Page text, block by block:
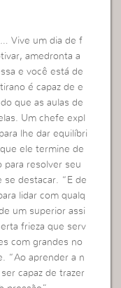
Vive um dia de f
amedronta a
e você está de
é capaz de e
que as aulas de
Um chefe expl
lhe dar equilíbri
ele termine de
para resolver seu
se destacar. “E de
lidar com qualq
um superior assi
frieza que serv
com grandes no
“Ao aprender a n
capaz de trazer